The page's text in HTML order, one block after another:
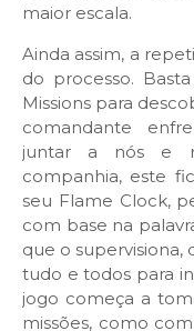
maior escala.
Ainda assim, a
do processo.
Missions para
comandante
juntar a nós e
companhia, este
seu Flame Clock,
com base na
que o supervisiona,
tudo e todos para
jogo começa a
missões, como